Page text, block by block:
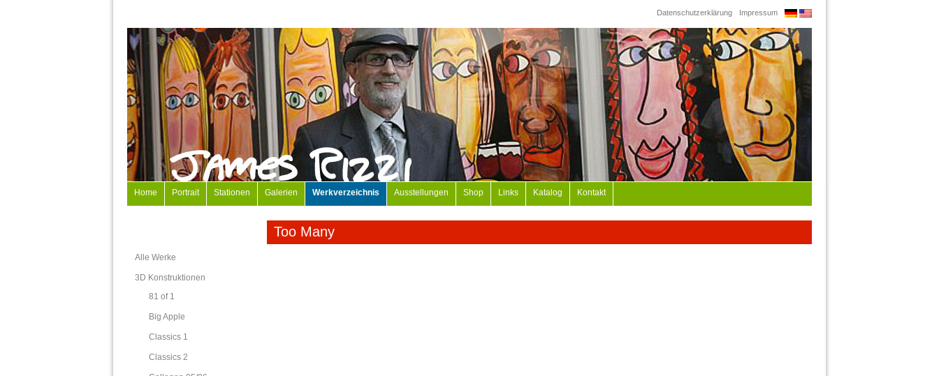
Impressum
Datenschutzerklärung
Home Portrait Stationen Galerien Werkverzeichnis Ausstellungen Shop Links Katalog Kontakt
Alle Werke
3D Konstruktionen
81 of 1
Big Apple
Classics 1
Classics 2
Too Many